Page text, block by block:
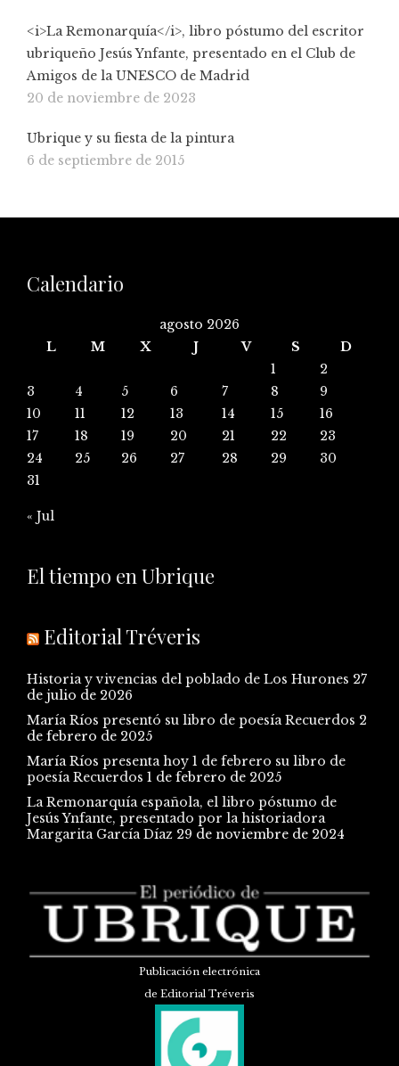
<i>La Remonarquía</i>, libro póstumo del escritor
ubriqueño Jesús Ynfante, presentado en el Club de
Amigos de la UNESCO de Madrid
20 de noviembre de 2023
Ubrique y su fiesta de la pintura
6 de septiembre de 2015
Calendario
agosto 2026
L
M X J V S
D
1
2
3
4 5 6 7 8
9
10
11 12 13 14 15
16
17
18 19 20 21 22
23
24
25 26 27 28 29
30
31
« Jul
El tiempo en Ubrique
Editorial Tréveris
Historia y vivencias del poblado de Los Hurones 27
de julio de 2026
María Ríos presentó su libro de poesía Recuerdos 2
de febrero de 2025
María Ríos presenta hoy 1 de febrero su libro de
poesía Recuerdos 1 de febrero de 2025
La Remonarquía española, el libro póstumo de
Jesús Ynfante, presentado por la historiadora
Margarita García Díaz 29 de noviembre de 2024
Publicación electrónica
de Editorial Tréveris